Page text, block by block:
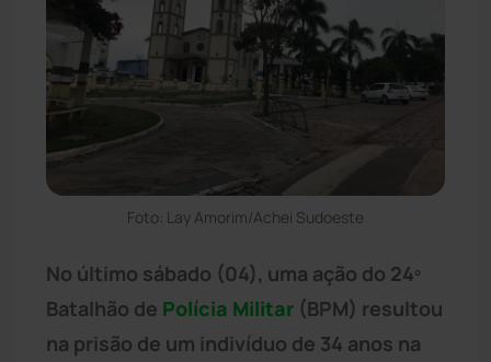
Foto: Lay Amorim/Achei Sudoeste
No último sábado (04), uma ação do 24º
Batalhão de Polícia Militar (BPM) resultou
na prisão de um indivíduo de 34 anos na